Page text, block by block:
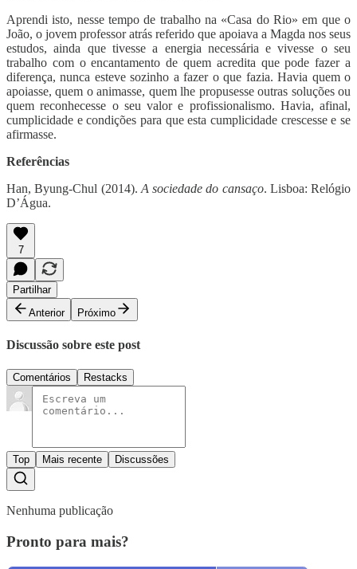
Aprendi isto, nesse tempo de trabalho na «Casa do Rio» em que o
João, o jovem professor atrás referido que apoiava a Magda nos seus
estudos, ainda que tivesse a energia necessária e vivesse o seu
trabalho com o encantamento de quem acredita que pode fazer a
diferença, nunca esteve sozinho a fazer o que fazia. Havia quem o
apoiasse, quem o animasse, quem lhe propusesse outras soluções ou
quem reconhecesse o seu valor e profissionalismo. Havia, afinal,
cumplicidade e condições para que esta cumplicidade crescesse e se
afirmasse.
Referências
Han, Byung-Chul (2014). A sociedade do cansaço. Lisboa: Relógio
D’Água.
7
Partilhar
Anterior
Próximo
Discussão sobre este post
Comentários Restacks
Top Mais recente Discussões
Nenhuma publicação
Pronto para mais?